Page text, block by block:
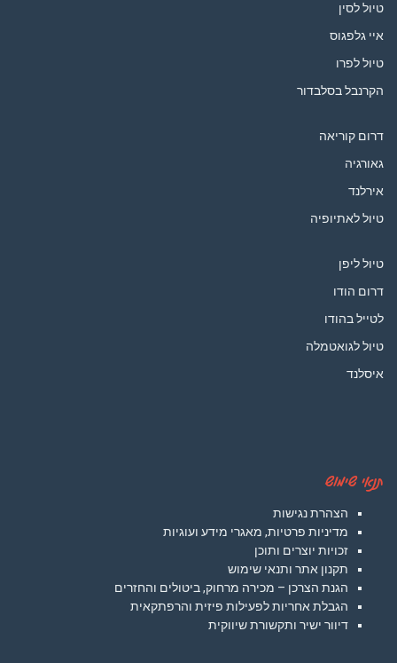
טיול לסין
איי גלפגוס
טיול לפרו
הקרנבל בסלבדור
דרום קוריאה
גאורגיה
אירלנד
טיול לאתיופיה
טיול ליפן
דרום הודו
לטייל בהודו
טיול לגואטמלה
איסלנד
תנאי שימוש
הצהרת נגישות
מדיניות פרטיות, מאגרי מידע ועוגיות
זכויות יוצרים ותוכן
תקנון אתר ותנאי שימוש
הגנת הצרכן – מכירה מרחוק, ביטולים והחזרים
הגבלת אחריות לפעילות פיזית והרפתקאית
דיוור ישיר ותקשורת שיווקית